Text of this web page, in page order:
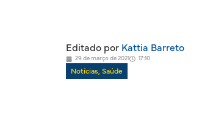
Editado por Kattia Barreto
29 de março de 2021 17:10
Notícias Saúde